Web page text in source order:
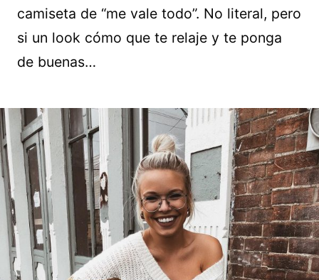
camiseta de “me vale todo”. No literal, pero
si un look cómo que te relaje y te ponga
de buenas…